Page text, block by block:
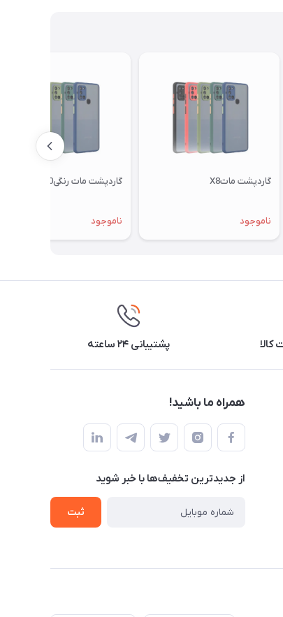
گاردپشت ماتX8
ناموجود
گاردپشت مات رنگیNOVA70
ناموجود
پشتیبانی ۲۴ ساعته
همراه ما باشید!
از جدید‌ترین تخفیف‌ها با‌ خبر شوید
ثبت